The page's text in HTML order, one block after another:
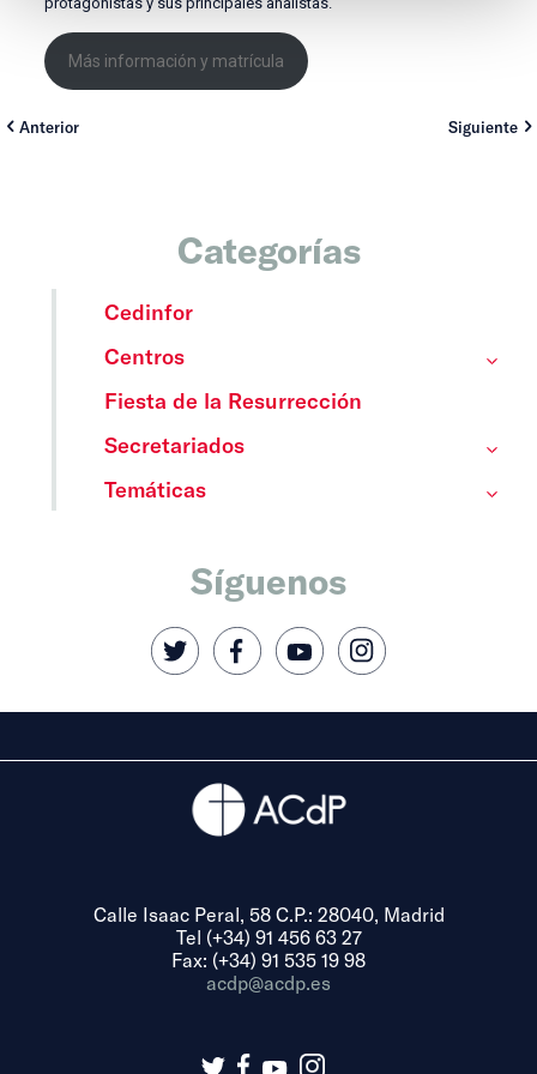
Más información y matrícula
Anterior Siguiente
Categorías
Cedinfor
Centros
Fiesta de la Resurrección
Secretariados
Temáticas
Síguenos
Calle Isaac Peral, 58 C.P.: 28040, Madrid
Tel (+34) 91 456 63 27
Fax: (+34) 91 535 19 98
acdp@acdp.es